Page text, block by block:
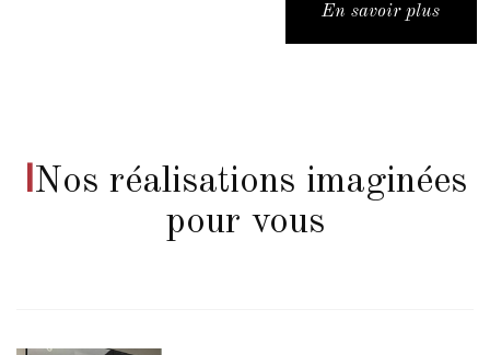
En savoir plus
INos réalisations imaginées
pour vous